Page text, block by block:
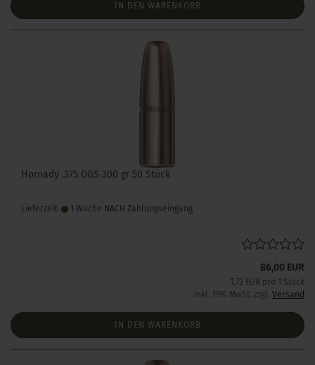
IN DEN WARENKORB
Hornady .375 DGS 300 gr 50 Stück
Lieferzeit: 1 Woche NACH Zahlungseingang
86,00 EUR
1,72 EUR pro 1 Stück
inkl. 19% MwSt. zzgl. Versand
IN DEN WARENKORB